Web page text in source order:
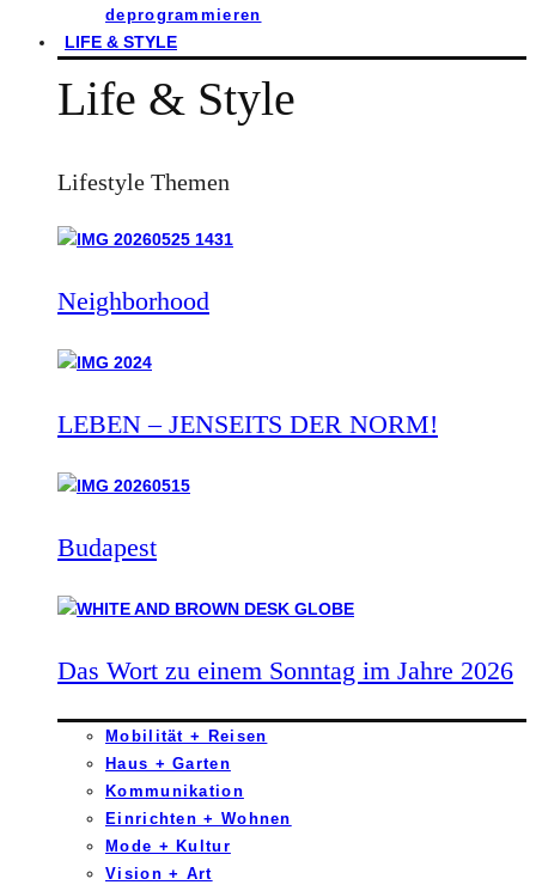
deprogrammieren
LIFE & STYLE
Life & Style
Lifestyle Themen
Neighborhood
LEBEN – JENSEITS DER NORM!
Budapest
Das Wort zu einem Sonntag im Jahre 2026
Mobilität + Reisen
Haus + Garten
Kommunikation
Einrichten + Wohnen
Mode + Kultur
Vision + Art